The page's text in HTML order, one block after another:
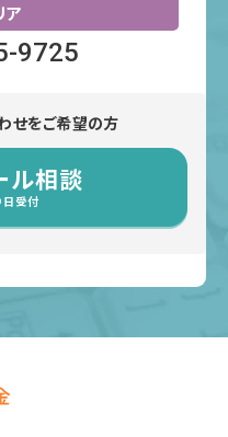
ア
9725
せをご希望の方
ル相談
日受付